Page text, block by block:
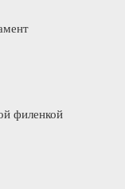
филенкой